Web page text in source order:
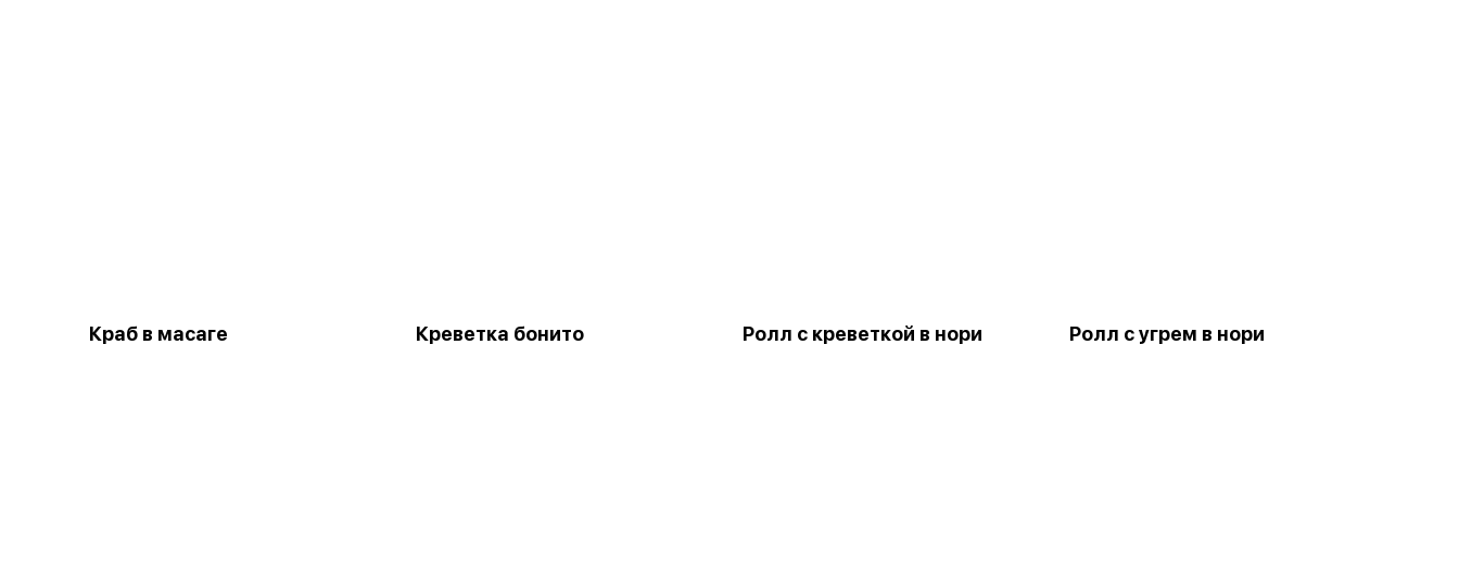
Краб в масаге Креветка бонито Ролл с креветкой в нори Ролл с угрем в нори